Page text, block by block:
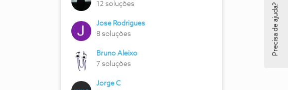
12 soluções
Jose Rodrigues
8 soluções
Bruno Aleixo
7 soluções
Jorge C
Precisa de ajuda?